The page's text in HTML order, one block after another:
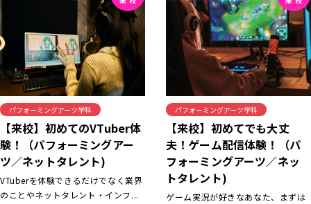
パフォーミングアーツ学科
【来校】初めてのVTuber体
験！（パフォーミングアー
ツ／ネットタレント)
VTuberを体験できるだけでなく業界
のことやネットタレント・インフ...
パフォーミングアーツ学科
【来校】初めてでも大丈
夫！ゲーム配信体験！（パ
フォーミングアーツ／ネッ
トタレント)
ゲーム実況が好きなあなた、まずは